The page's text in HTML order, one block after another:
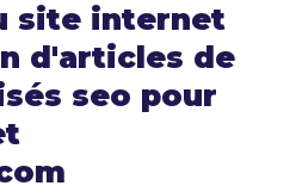
site internet
d'articles de
seo pour